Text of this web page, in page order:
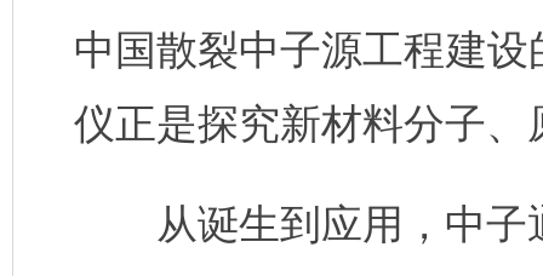
中国散裂中子源工程建
仪正是探究新材料分子
从诞生到应用，中子